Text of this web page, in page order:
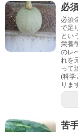
必
必須
で足
とい
栄養
のレ
れを
って
(科学
りま
苦